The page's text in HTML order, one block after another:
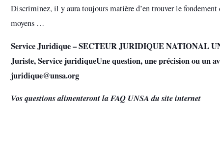
Discriminez, il y aura toujours matière d’en trouver le fondement
moyens …
Service Juridique – SECTEUR JURIDIQUE NATIONAL
Juriste, Service juridiqueUne question, une précision ou un
juridique@unsa.org
Vos questions alimenteront la FAQ UNSA du site internet